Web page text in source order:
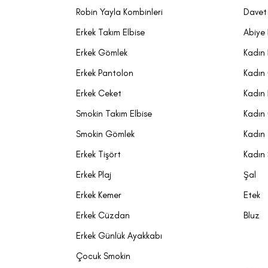
numaranıza
yol
kararlar
En İyi
Sarar çorap
hava aldıran
modellerini
Robin Yayla Kombinleri
Erkek Takım Elbise
Erkek Gömlek
Erkek Pantolon
Erkek Ceket
Smokin Takım Elbise
Smokin Gömlek
Erkek Tişört
Erkek Plaj
Erkek Kemer
Erkek Cüzdan
Erkek Günlük Ayakkabı
Çocuk Smokin
Davet
Abiye
Şal
Etek
Bluz